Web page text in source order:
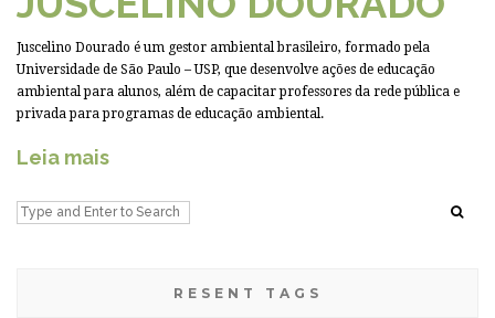
Juscelino Dourado é um gestor ambiental brasileiro, formado pela
Universidade de São Paulo – USP, que desenvolve ações de educação
ambiental para alunos, além de capacitar professores da rede pública e
privada para programas de educação ambiental.
Leia mais
RESENT TAGS